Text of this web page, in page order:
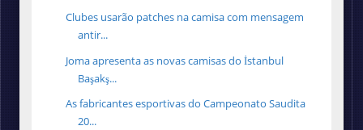
Clubes usarão patches na camisa com mensagem
antir...
Joma apresenta as novas camisas do İstanbul
Başakş...
As fabricantes esportivas do Campeonato Saudita
20...